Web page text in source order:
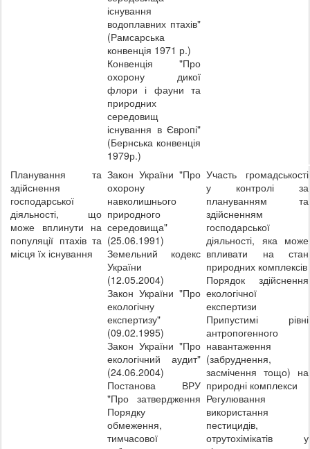
існування
водоплавних птахів"
(Рамсарська
конвенція 1971 р.)
Конвенція "Про
охорону дикої
флори і фауни та
природних
середовищ
існування в Європі"
(Бернська конвенція
1979р.)
Планування та
здійснення
господарської
діяльності, що
може вплинути на
популяції птахів та
місця їх існування
Закон України "Про
охорону
навколишнього
природного
середовища"
(25.06.1991)
Земельний кодекс
України
(12.05.2004)
Закон України "Про
екологічну
експертизу"
(09.02.1995)
Закон України "Про
екологічний аудит"
(24.06.2004)
Постанова ВРУ
"Про затвердження
Порядку
обмеження,
тимчасової
Участь громадськості
у контролі за
плануванням та
здійсненням
господарської
діяльності, яка може
впливати на стан
природних комплексів
Порядок здійснення
екологічної
експертизи
Припустимі рівні
антропогенного
навантаження
(забруднення,
засмічення тощо) на
природні комплекси
Регулювання
використання
пестицидів,
отрутохімікатів у